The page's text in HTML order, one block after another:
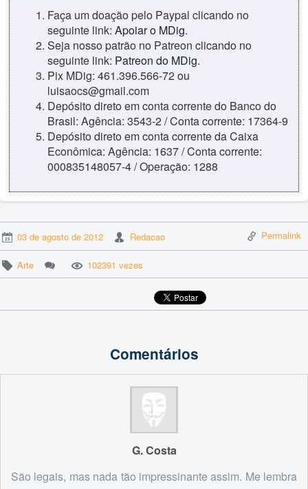
Faça um doação pelo Paypal clicando no
seguinte link: Apoiar o MDig.
Seja nosso patrão no Patreon clicando no
seguinte link: Patreon do MDig.
Pix MDig: 461.396.566-72 ou
luisaocs@gmail.com
Depósito direto em conta corrente do Banco do
Brasil: Agência: 3543-2 / Conta corrente: 17364-9
Depósito direto em conta corrente da Caixa
Econômica: Agência: 1637 / Conta corrente:
000835148057-4 / Operação: 1288
03 de agosto de 2012 Redacao Permalink
Arte 102391 vezes
Comentários
G. Costa
São legais, mas nada tão impressinante assim. Me lembra